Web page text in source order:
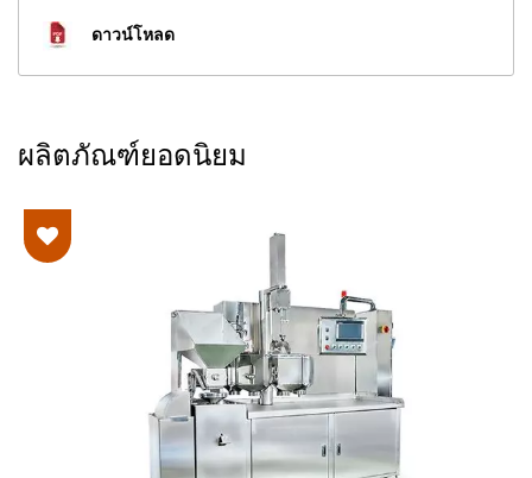
ดาวน์โหลด
ผลิตภัณฑ์ยอดนิยม